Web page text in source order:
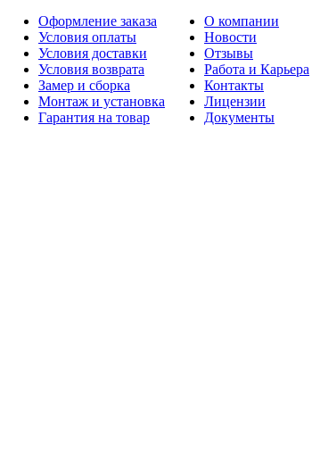
Оформление заказа
Условия оплаты
Условия доставки
Условия возврата
Замер и сборка
Монтаж и установка
Гарантия на товар
О компании
Новости
Отзывы
Работа и Карьера
Контакты
Лицензии
Документы